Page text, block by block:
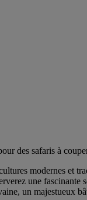
des safaris à
modernes et
une
un majestueux